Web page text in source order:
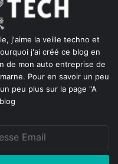
j'aime la veille techno et
j'ai créé ce blog en
de mon auto entreprise de
. Pour en savoir un peu
peu plus sur la page "A